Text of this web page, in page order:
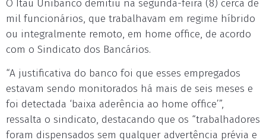
O Itaú Unibanco demitiu na segunda-feira (8) cerca de
mil funcionários, que trabalhavam em regime híbrido
ou integralmente remoto, em home office, de acordo
com o Sindicato dos Bancários.
“A justificativa do banco foi que esses empregados
estavam sendo monitorados há mais de seis meses e
foi detectada ‘baixa aderência ao home office’”,
ressalta o sindicato, destacando que os “trabalhadores
foram dispensados sem qualquer advertência prévia e